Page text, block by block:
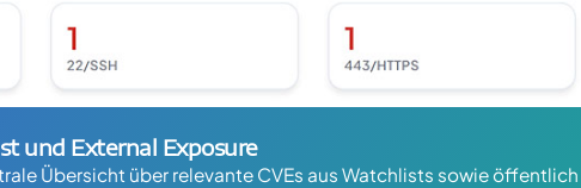
und External Exposure
Übersicht über relevante CVEs aus Watchlists sowie